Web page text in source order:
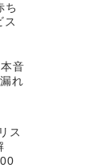
ち
ス
音
れ
ス